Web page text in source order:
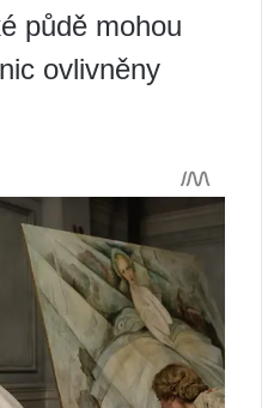
půdě mohou
ovlivněny